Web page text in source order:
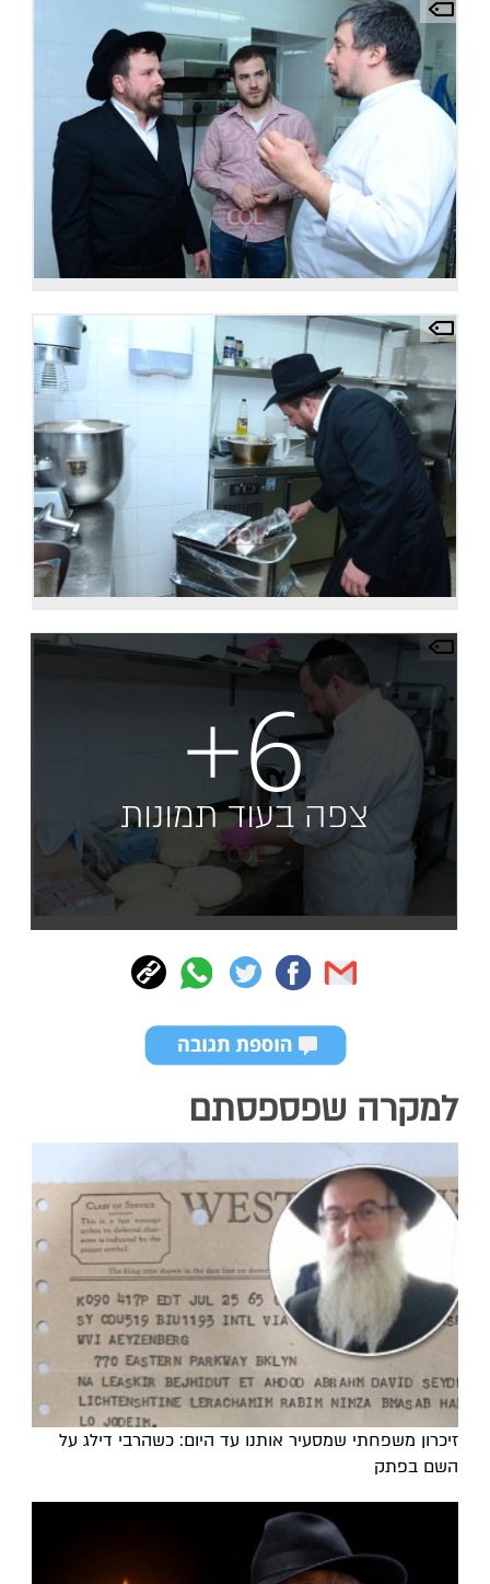
+6
צפה בעוד תמונות
למקרה שפספסתם
זיכרון משפחתי שמסעיר אותנו עד היום: כשהרבי דילג על
השם בפתק